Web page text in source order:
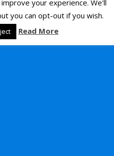
Desktop
your experience. We'll
you can opt-out if you wish.
Read More